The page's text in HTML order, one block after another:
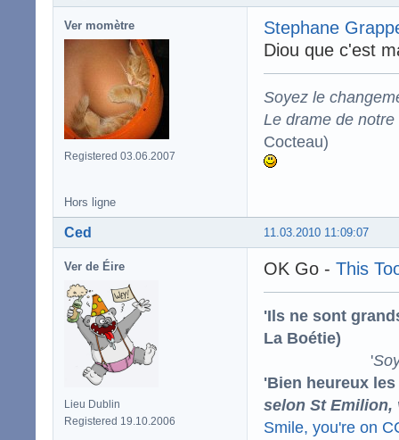
Ver momètre
Registered 03.06.2007
Stephane
Diou que c'est
Soyez le
Le drame de
Cocteau)
Hors ligne
11.03.2010 11:09:07
Ced
Ver de Éire
Lieu Dublin
Registered 19.10.2006
OK Go - This
'Ils ne sont
La Boétie)
'
'Bien heureux
selon St Emilion,
Smile, you're on